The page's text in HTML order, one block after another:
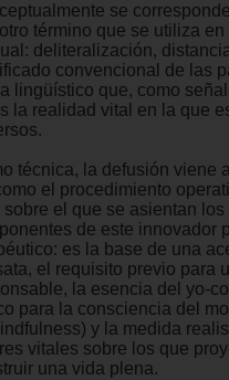
se
término que se utiliza
deliteralización,
convencional de las
lingüístico que, como
la realidad vital en la que
técnica, la defusión viene
el procedimiento
sobre el que se asientan
de este innovador
es la base de una
el requisito previo para
la esencia del yo-
para la consciencia del
y la medida
vitales sobre los que
una vida plena.